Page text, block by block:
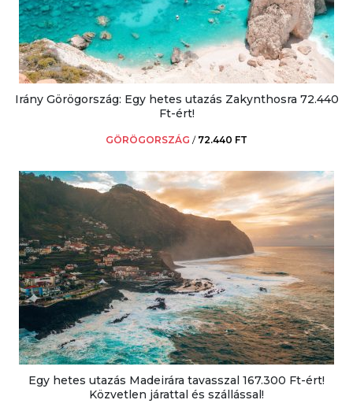
Irány Görögország: Egy hetes utazás Zakynthosra 72.440
Ft-ért!
GÖRÖGORSZÁG / 72.440 FT
Egy hetes utazás Madeirára tavasszal 167.300 Ft-ért!
Közvetlen járattal és szállással!